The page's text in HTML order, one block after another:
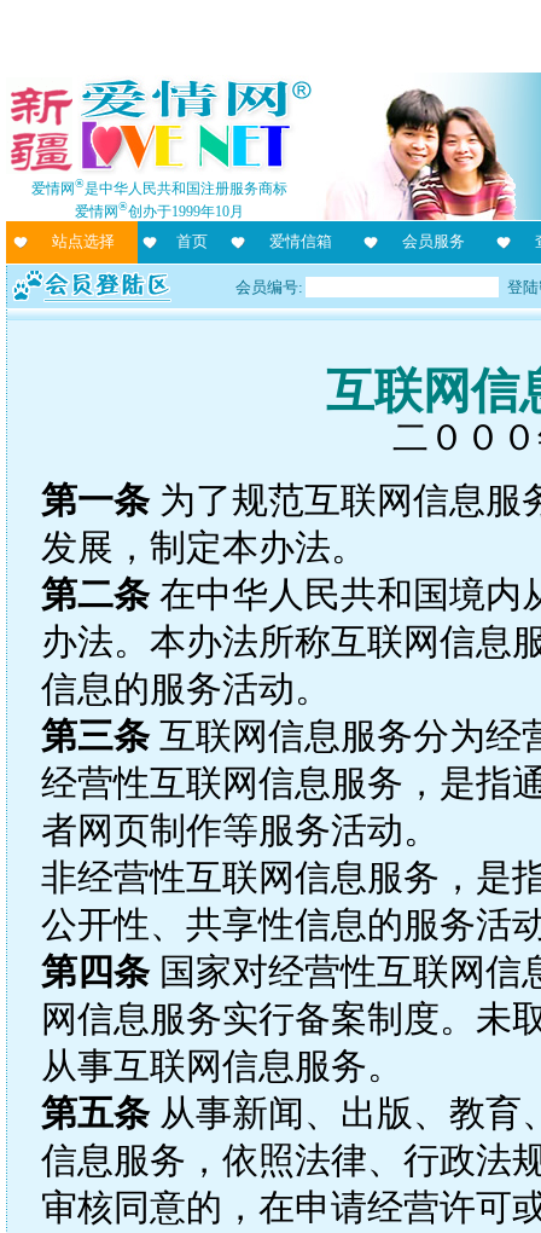
爱情网®是中华人民共和国注册服务商标
爱情网®创办于1999年10月
站点选择 首页 爱情信箱 会员服务
会员编号: 登
互联网信
二００
第一条为了规范互联网信息服
发展，制定本办法。
第二条在中华人民共和国境内
办法。本办法所称互联网信息
信息的服务活动。
第三条互联网信息服务分为经
经营性互联网信息服务，是指
者网页制作等服务活动。
非经营性互联网信息服务，是
公开性、共享性信息的服务活
第四条国家对经营性互联网信
网信息服务实行备案制度。未
从事互联网信息服务。
第五条从事新闻、出版、教育
信息服务，依照法律、行政法
审核同意的，在申请经营许可